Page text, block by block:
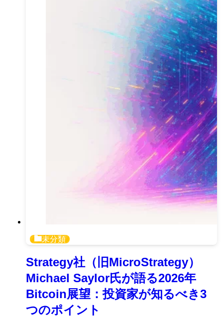
未分類
Strategy社（旧MicroStrategy）
Michael Saylor氏が語る2026年
Bitcoin展望：投資家が知るべき3
つのポイント